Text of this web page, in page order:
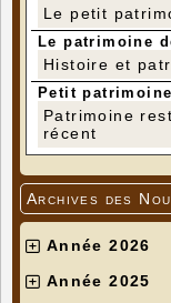
Le petit
Le patrimoine
Histoire et
Petit
Patrimoine
récent
Archives des
Année 2026
Année 2025